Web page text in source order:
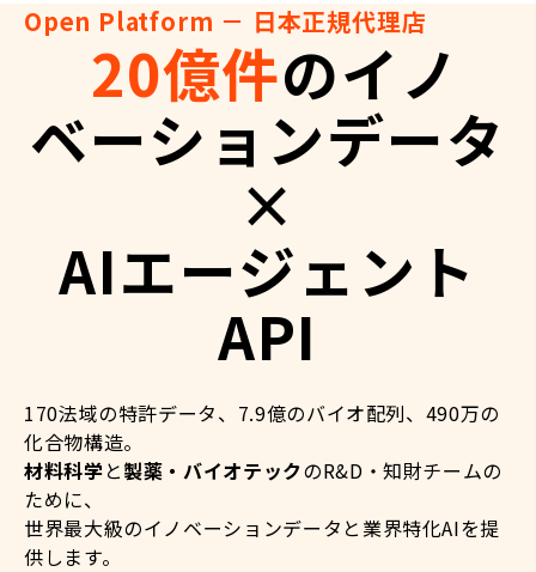
Open Platform － 日本正規代理店
20億件のイノ
ベーションデータ
×
AIエージェント
API
170法域の特許データ、7.9億のバイオ配列、490万の
化合物構造。
材料科学と製薬・バイオテックのR&D・知財チームの
ために、
世界最大級のイノベーションデータと業界特化AIを提
供します。